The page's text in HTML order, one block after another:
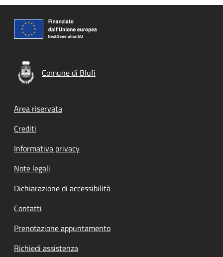
Comune di Blufi
Footer menu
Area riservata
Crediti
Informativa privacy
Note legali
Dichiarazione di accessibilità
Contatti
Prenotazione appuntamento
Richiedi assistenza